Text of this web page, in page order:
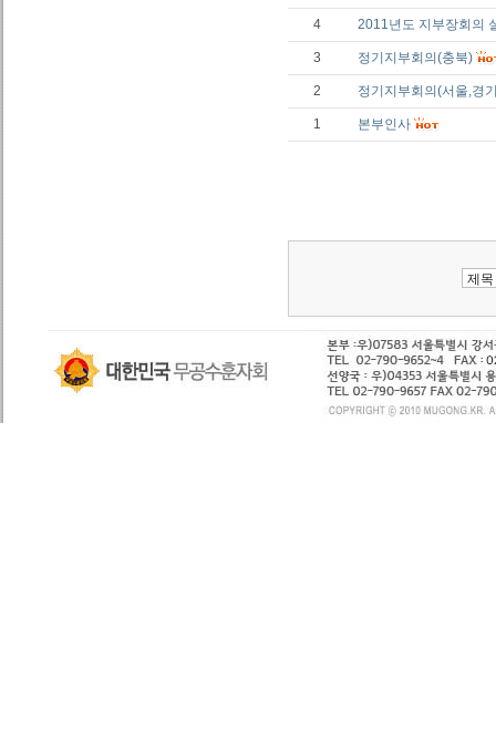
4 2011년도 지부장회의
3 정기지부회의(충북)
2 정기지부회의(서울,경
1 본부인사